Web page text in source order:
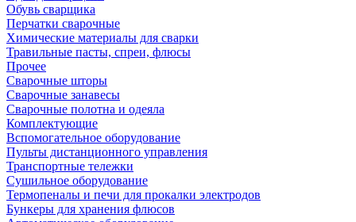
Обувь сварщика
Перчатки сварочные
Химические материалы для сварки
Травильные пасты, спреи, флюсы
Прочее
Сварочные шторы
Сварочные занавесы
Сварочные полотна и одеяла
Комплектующие
Вспомогательное оборудование
Пульты дистанционного управления
Транспортные тележки
Сушильное оборудование
Термопеналы и печи для прокалки электродов
Бункеры для хранения флюсов